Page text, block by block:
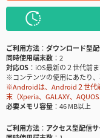
ご利用方法
ダウンロード型
同時使用端末数
2
対応OS
iOS最新の２世代前
※コンテンツの使用にあたり
※Androidは、Android２世代
末（Xperia、GALAXY、
必要メモリ容量
46 MB以上
ご利用方法
アクセス型配信サ